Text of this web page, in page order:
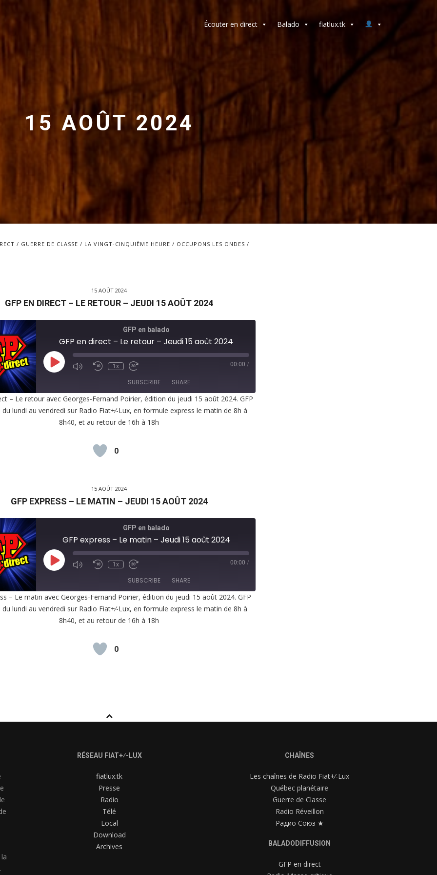
Écouter en direct Balado fiatlux.tk
15 AOÛT 2024
GUERRE DE CLASSE LA VINGT-CINQUIÈME HEURE OCCUPONS LES ONDES
15 AOÛT 2024
GFP EN DIRECT – LE RETOUR – JEUDI 15 AOÛT 2024
GFP en balado
GFP en direct – Le retour – Jeudi 15 août 2024
Play
Episode
1x 00:00 /
SUBSCRIBE SHARE
– Le retour avec Georges-Fernand Poirier, édition du jeudi 15 août 2024. GFP
lundi au vendredi sur Radio Fiat+⁄-Lux, en formule express le matin de 8h à
8h40, et au retour de 16h à 18h
0
15 AOÛT 2024
GFP EXPRESS – LE MATIN – JEUDI 15 AOÛT 2024
GFP en balado
GFP express – Le matin – Jeudi 15 août 2024
Play
Episode
1x 00:00 /
SUBSCRIBE SHARE
– Le matin avec Georges-Fernand Poirier, édition du jeudi 15 août 2024. GFP
lundi au vendredi sur Radio Fiat+⁄-Lux, en formule express le matin de 8h à
8h40, et au retour de 16h à 18h
0
RÉSEAU FIAT+⁄-LUX
fiatlux.tk
Presse
Radio
Télé
Local
Download
Archives
CHAÎNES
Les chaînes de Radio Fiat+⁄-Lux
Québec planétaire
Guerre de Classe
Radio Réveillon
Радио Союз ★
BALADODIFFUSION
GFP en direct